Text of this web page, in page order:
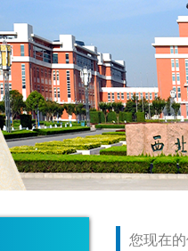
您现在的